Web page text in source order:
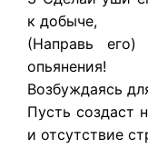
к добыче,
(Направь
опьянения!
Возбуждаясь
Пусть создаст
и отсутствие